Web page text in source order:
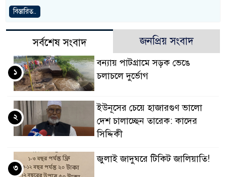
বিস্তারিত..
সর্বশেষ সংবাদ জনপ্রিয় সংবাদ
বন্যায় পাটগ্রামে সড়ক ভেঙে
চলাচলে দুর্ভোগ
১
ইউনূসের চেয়ে হাজারগুণ ভালো
দেশ চালাচ্ছেন তারেক: কাদের
সিদ্দিকী
২
জুলাই জাদুঘরে টিকিট জালিয়াতি!
৩